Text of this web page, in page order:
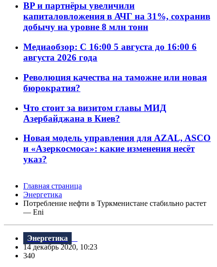
BP и партнёры увеличили
капиталовложения в АЧГ на 31%, сохранив
добычу на уровне 8 млн тонн
Медиаобзор: С 16:00 5 августа до 16:00 6
августа 2026 года
Революция качества на таможне или новая
бюрократия?
Что стоит за визитом главы МИД
Азербайджана в Киев?
Новая модель управления для AZAL, ASCO
и «Азеркосмоса»: какие изменения несёт
указ?
Главная страница
Энергетика
Потребление нефти в Туркменистане стабильно растет
— Eni
Энергетика
14 декабрь 2020, 10:23
340